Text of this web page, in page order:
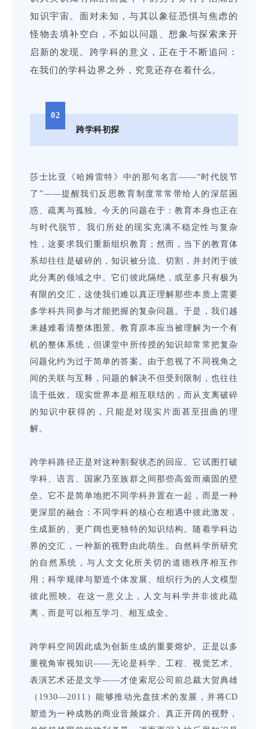
知识宇宙。面对未知，与其以象征恐惧与焦虑的
怪物去填补空白，不如以问题、想象与探索来开
启新的发现。跨学科的意义，正在于不断追问：
在我们的学科边界之外，究竟还存在着什么。
02
跨学科初探
莎士比亚《哈姆雷特》中的那句名言——“时代脱节
了”——提醒我们反思教育制度常常带给人的深层困
惑、疏离与孤独。今天的问题在于：教育本身也正在
与时代脱节。我们所处的现实充满不稳定性与复杂
性，这要求我们重新组织教育；然而，当下的教育体
系却往往是破碎的，知识被分流、切割，并封闭于彼
此分离的领域之中。它们彼此隔绝，或至多只有极为
有限的交汇，这使我们难以真正理解那些本质上需要
多学科共同参与才能把握的复杂问题。于是，我们越
来越难看清整体图景。教育原本应当被理解为一个有
机的整体系统，但课堂中所传授的知识却常常把复杂
问题化约为过于简单的答案。由于忽视了不同视角之
间的关联与互释，问题的解决不但受到限制，也往往
流于低效。现实世界本是相互联结的，而从支离破碎
的知识中获得的，只能是对现实片面甚至扭曲的理
解。
跨学科路径正是对这种割裂状态的回应。它试图打破
学科、语言、国家乃至族群之间那些高耸而顽固的壁
垒。它不是简单地把不同学科并置在一起，而是一种
更深层的融合：不同学科的核心在相遇中彼此激发，
生成新的、更广阔也更独特的知识结构。随着学科边
界的交汇，一种新的视野由此萌生。自然科学所研究
的自然系统，与人文文化所关切的道德秩序相互作
用；科学规律与塑造个体发展、组织行为的人文模型
彼此照映。在这一意义上，人文与科学并非彼此疏
离，而是可以相互学习、相互成全。
跨学科空间因此成为创新生成的重要熔炉。正是以多
重视角审视知识——无论是科学、工程、视觉艺术、
表演艺术还是文学——才使索尼公司前总裁大贺典雄
（1930—2011）能够推动光盘技术的发展，并将CD
塑造为一种成熟的商业音频媒介。真正开阔的视野，